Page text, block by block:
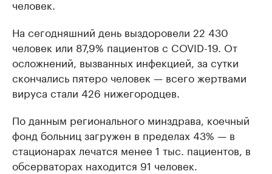
человек.
На сегодняшний день выздоровели 22 430
человек или 87,9% пациентов с COVID-19. От
осложнений, вызванных инфекцией, за сутки
скончались пятеро человек — всего жертвами
вируса стали 426 нижегородцев.
По данным регионального минздрава, коечный
фонд больниц загружен в пределах 43% — в
стационарах лечатся менее 1 тыс. пациентов, в
обсерваторах находится 91 человек.